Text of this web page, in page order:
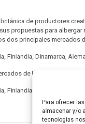
Para ofrecer
almacenar y/o
tecnologías
de productores
propuestas para
dos principales mercados
Finlandia, Dinamarca,
de la industria
Dinamarca,